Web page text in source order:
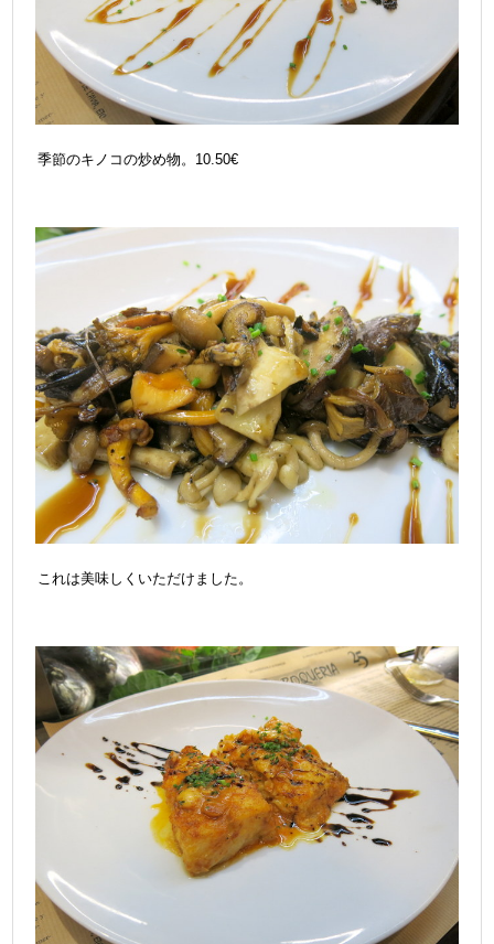
季節のキノコの炒め物。10.50€
これは美味しくいただけました。